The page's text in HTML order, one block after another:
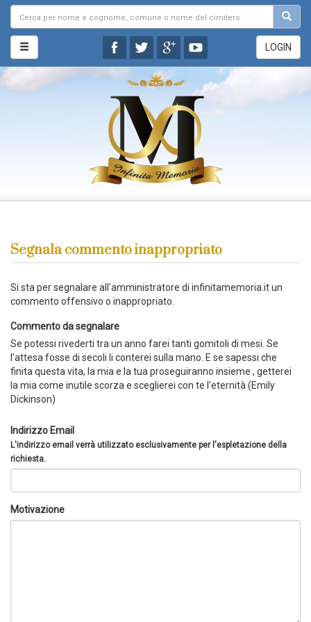
LOGIN
Segnala commento inappropriato
Si sta per segnalare all'amministratore di infinitamemoria.it un
commento offensivo o inappropriato.
Commento da segnalare
Se potessi rivederti tra un anno farei tanti gomitoli di mesi. Se
l’attesa fosse di secoli li conterei sulla mano. E se sapessi che
finita questa vita, la mia e la tua proseguiranno insieme , getterei
la mia come inutile scorza e sceglierei con te l’eternità (Emily
Dickinson)
Indirizzo Email
L'indirizzo email verrà utilizzato esclusivamente per l'espletazione della
richiesta.
Motivazione